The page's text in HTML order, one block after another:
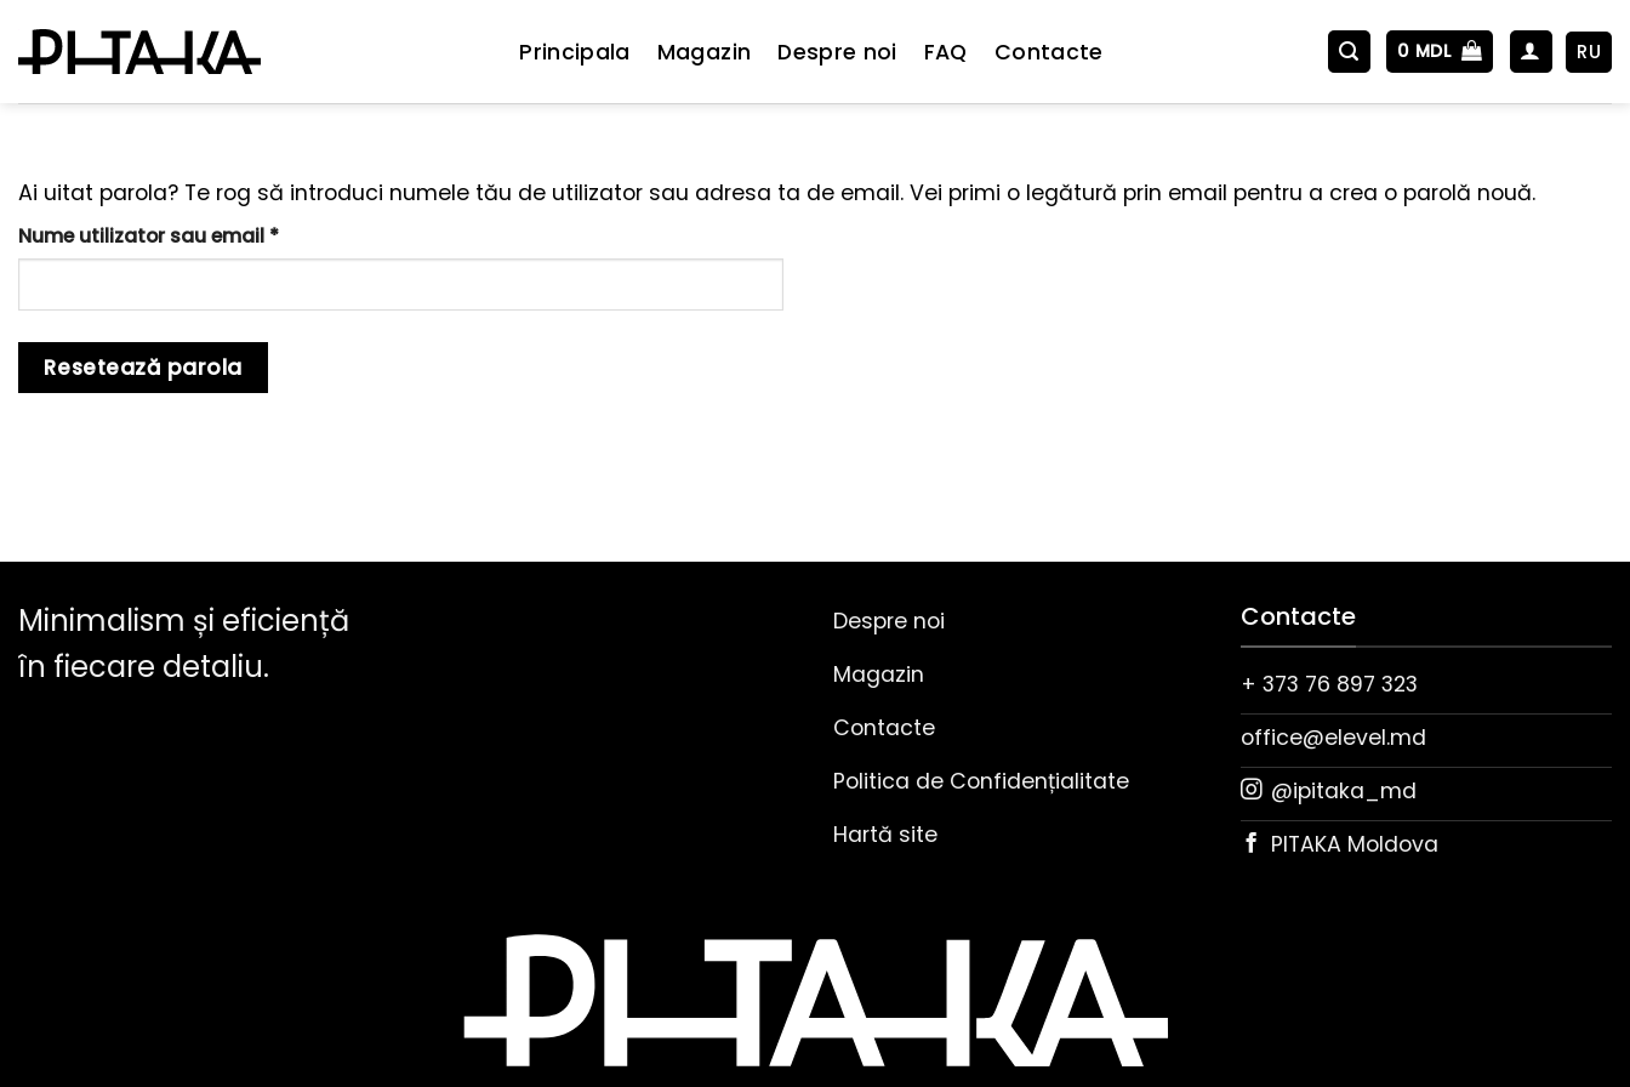
to
content
Principala Magazin Despre noi FAQ Contacte 0 MDL RU
Ai uitat parola? Te rog să introduci numele tău de utilizator sau adresa ta de email. Vei primi o legătură prin email pentru a crea o parolă nouă.
Nume utilizator sau email *Obligatoriu
Resetează parola
Minimalism și eficiență
în fiecare detaliu.
Despre noi
Magazin
Contacte
Politica de Confidențialitate
Hartă site
Contacte
+ 373 76 897 323
office@elevel.md
@ipitaka_md
PITAKA Moldova